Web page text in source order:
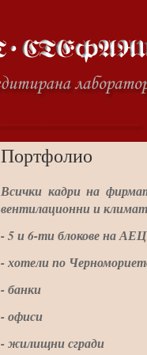
Портфолио
Всички кадри на
вентилационни и
- 5 и 6-ти блокове на
- хотели по
- банки
- офиси
- жилищни сгради